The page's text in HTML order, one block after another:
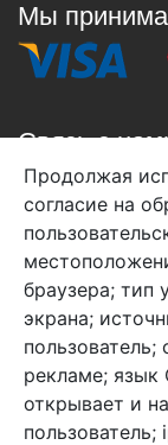
Мы
Связь с
+7 (495)
info@arben-
Арбен
1-й Советский
Продолжая
согласие на
браузера; тип
экрана;
пользователь;
рекламе; язык
открывает и
пользователь;